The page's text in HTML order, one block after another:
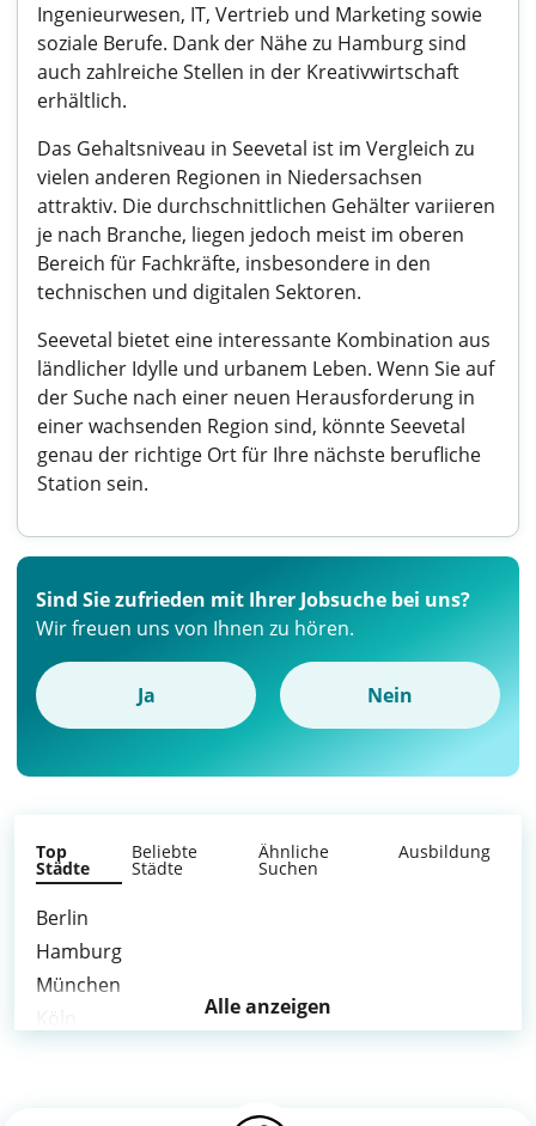
Ingenieurwesen, IT, Vertrieb und Marketing sowie
soziale Berufe. Dank der Nähe zu Hamburg sind
auch zahlreiche Stellen in der Kreativwirtschaft
erhältlich.
Das Gehaltsniveau in Seevetal ist im Vergleich zu
vielen anderen Regionen in Niedersachsen
attraktiv. Die durchschnittlichen Gehälter variieren
je nach Branche, liegen jedoch meist im oberen
Bereich für Fachkräfte, insbesondere in den
technischen und digitalen Sektoren.
Seevetal bietet eine interessante Kombination aus
ländlicher Idylle und urbanem Leben. Wenn Sie auf
der Suche nach einer neuen Herausforderung in
einer wachsenden Region sind, könnte Seevetal
genau der richtige Ort für Ihre nächste berufliche
Station sein.
Sind Sie zufrieden mit Ihrer Jobsuche bei uns?
Wir freuen uns von Ihnen zu hören.
Ja Nein
Top
Städte
Beliebte
Städte
Ähnliche
Suchen
Ausbildung
Berlin
Hamburg
München
Alle anzeigen